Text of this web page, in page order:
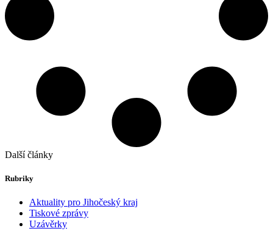
Další články
Rubriky
Aktuality pro Jihočeský kraj
Tiskové zprávy
Uzávěrky